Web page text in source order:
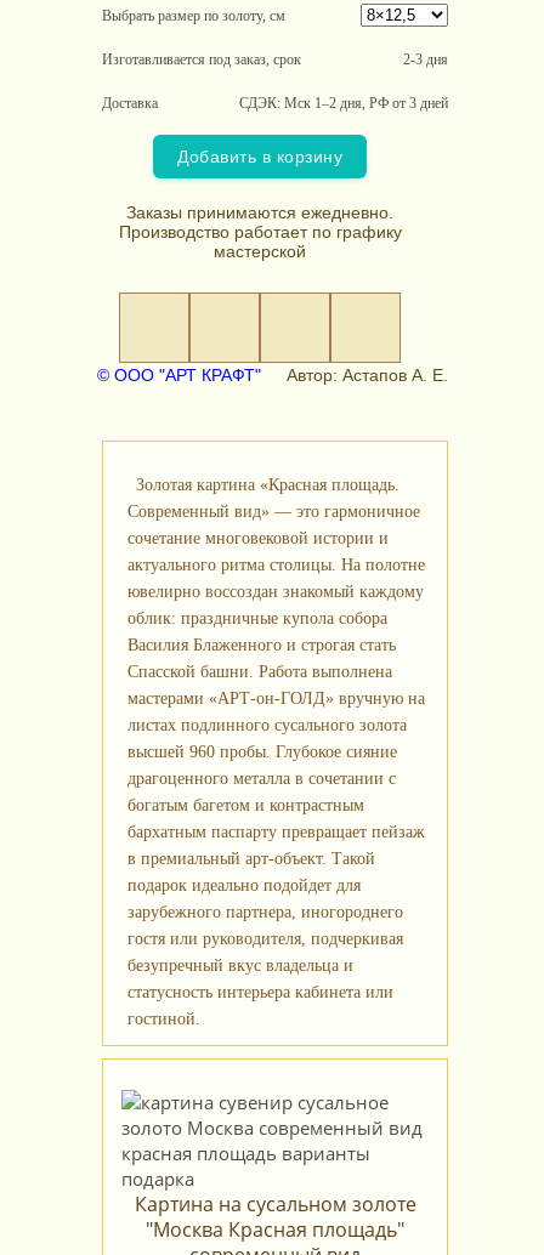
Выбрать размер по золоту, см
Изготавливается под заказ, срок 2-3 дня
Доставка СДЭК: Мск 1–2 дня, РФ от 3 дней
Добавить в корзину
Заказы принимаются ежедневно.
Производство работает по графику
мастерской
© ООО "АРТ КРАФТ" Автор: Астапов А. Е.
Золотая картина «Красная площадь.
Современный вид» — это гармоничное
сочетание многовековой истории и
актуального ритма столицы. На полотне
ювелирно воссоздан знакомый каждому
облик: праздничные купола собора
Василия Блаженного и строгая стать
Спасской башни. Работа выполнена
мастерами «АРТ-он-ГОЛД» вручную на
листах подлинного сусального золота
высшей 960 пробы. Глубокое сияние
драгоценного металла в сочетании с
богатым багетом и контрастным
бархатным паспарту превращает пейзаж
в премиальный арт-объект. Такой
подарок идеально подойдет для
зарубежного партнера, иногороднего
гостя или руководителя, подчеркивая
безупречный вкус владельца и
статусность интерьера кабинета или
гостиной.
Картина на сусальном золоте
"Москва Красная площадь"